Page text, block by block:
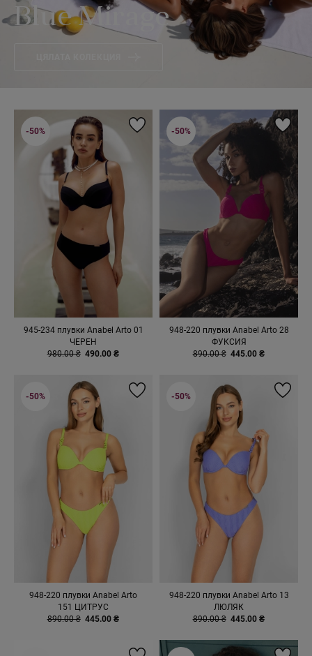
Blue Mirage
945-234 плувки Anabel Arto 01
ЧЕРЕН
980.00 ₴ 490.00 ₴
-50%
948-220 плувки Anabel Arto 28
ФУКСИЯ
890.00 ₴ 445.00 ₴
-50%
948-220 плувки Anabel Arto
151 ЦИТРУС
890.00 ₴ 445.00 ₴
-50%
948-220 плувки Anabel Arto 13
ЛЮЛЯК
890.00 ₴ 445.00 ₴
-50%